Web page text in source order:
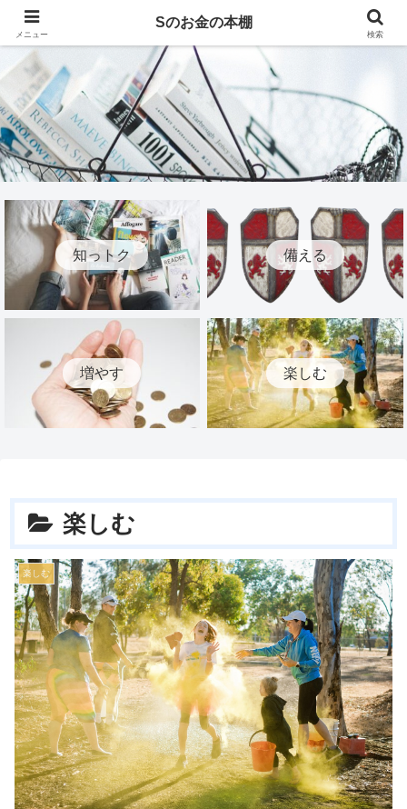
知っトク 備える
増やす 楽しむ
楽しむ
楽しむ
メニュー
Sのお金の本棚
検索